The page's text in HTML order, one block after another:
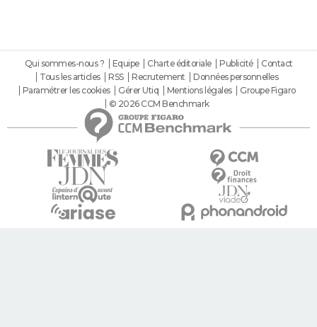
Qui sommes-nous ? Equipe Charte éditoriale Publicité
Contact
Tous les articles
RSS Recrutement
Données personnelles
Paramétrer les cookies
Gérer Utiq Mentions légales
Groupe Figaro
© 2026 CCM Benchmark